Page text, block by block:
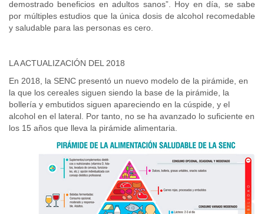
demostrado beneficios en adultos sanos”. Hoy en día, se sabe
por múltiples estudios que la única dosis de alcohol recomedable
y saludable para las personas es cero.
LA ACTUALIZACIÓN DEL 2018
En 2018, la SENC presentó un nuevo modelo de la pirámide, en
la que los cereales siguen siendo la base de la pirámide, la
bollería y embutidos siguen apareciendo en la cúspide, y el
alcohol en el lateral. Por tanto, no se ha avanzado lo suficiente en
los 15 años que lleva la pirámide alimentaria.